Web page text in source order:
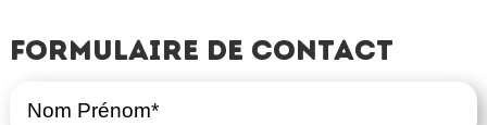
Formulaire de contact